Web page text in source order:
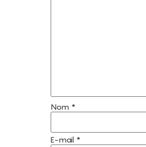
Nom *
E-mail *